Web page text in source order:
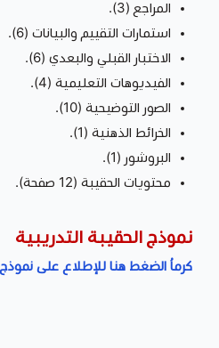
المراجع (3).
استمارات التقييم والبيانات (6).
الاختبار القبلي والبعدي (6).
الفيديوهات التعليمية (4).
الصور التوضيحية (10).
الخرائط الذهنية (1).
البروشور (1).
محتويات الحقيبة (12 صفحة).
نموذج الحقيبة التدريبية
كرماُ الضغط هنا للإطلاع على نموذج